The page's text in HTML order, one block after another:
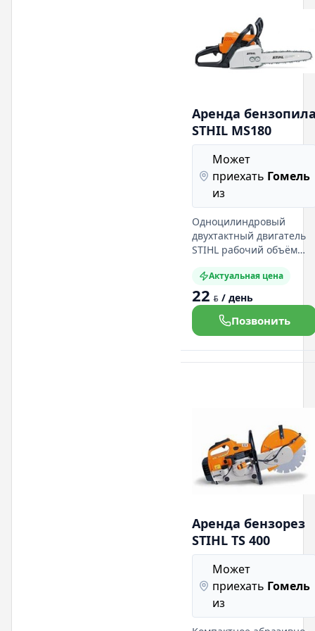
информация на нашем
сайте:
Аренда
STHIL MS180
Может
приехать
из
Гомель
Одноцилиндровый
двухтактный двигатель
STIHL рабочий объём
кВт ( л.с.) при 9000 об/
мин. Число оборотов на
холостом ходу 2 800 об/
мин. Объём топливного
бака литра. Длина шины
35 см. Подробная
информация на нашем
Актуальная цена
22 BYN / день
Позвонить
Аренда бензорез
STIHL TS 400
Может
приехать
из
Гомель